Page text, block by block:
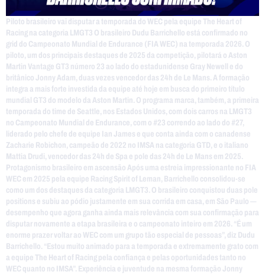
Piloto brasileiro vai disputar a temporada do WEC pela equipe The Heart of
Racing na categoria LMGT3 O brasileiro Dudu Barrichello está confirmado no
grid do Campeonato Mundial de Endurance (FIA WEC) na temporada 2026. O
piloto, um dos principais destaques de 2025 da competição, pilotará o Aston
Martin Vantage GT3 número 23 ao lado do estadunidense Gray Newell e do
britânico Jonny Adam, duas vezes vencedor das 24h de Le Mans. A formação
integra a mais forte investida da equipe até hoje em busca do primeiro título
mundial GT3 do modelo da Aston Martin. O programa marca, também, a primeira
temporada do time de Seattle, nos Estados Unidos, com dois carros na LMGT3
no Campeonato Mundial de Endurance, com o #23 correndo ao lado do #27,
liderado pelo chefe de equipe Ian James e que conta ainda com o canadense
Zacharie Robichon, campeão de 2022 no IMSA na categoria GTD, e o italiano
Mattia Drudi, vencedor das 24h de Spa e pole das 24h de Le Mans em 2025.
Protagonismo brasileiro em ascensão Após uma estreia impressionante no FIA
WEC em 2025 pela equipe Racing Spirit of Leman, Barrichello consolidou-se
como um dos destaques da categoria LMGT3. O brasileiro conquistou duas pole
positions e subiu ao pódio justamente em sua corrida em casa, em São Paulo —
desempenho que agora ganha ainda mais relevância com sua confirmação para
disputar novamente a etapa brasileira e o campeonato inteiro em 2026. “É um
enorme prazer voltar ao WEC com um grupo tão especial de pessoas”, diz Dudu
Barrichello. “Estou muito animado para a temporada e extremamente grato com
a equipe The Heart of Racing pela confiança e pelas oportunidades tanto no
WEC quanto no IMSA”. Experiência e juventude na mesma formação Jonny